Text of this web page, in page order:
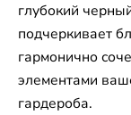
глубокий
подчеркивает
гармонично
элементами
гардероба.